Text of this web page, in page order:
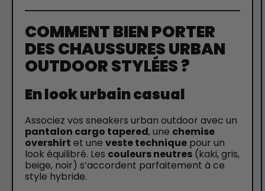
COMMENT BIEN PORTER
DES CHAUSSURES URBAN
OUTDOOR STYLÉES ?
En look urbain casual
Associez vos sneakers urban outdoor avec un
pantalon cargo tapered, une chemise
overshirt et une veste technique pour un
look équilibré. Les couleurs neutres (kaki, gris,
beige, noir) s’accordent parfaitement à ce
style hybride.